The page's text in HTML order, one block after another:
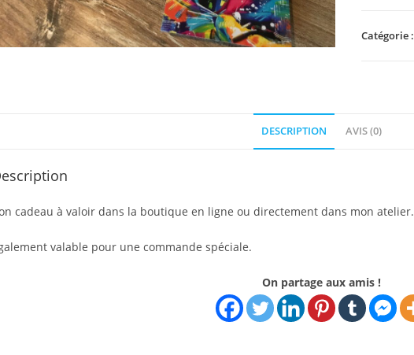
Catégorie :
DESCRIPTION AVIS (0)
cadeau à valoir dans la boutique en ligne ou directement dans mon atelier.
valable pour une commande spéciale.
On partage aux amis !